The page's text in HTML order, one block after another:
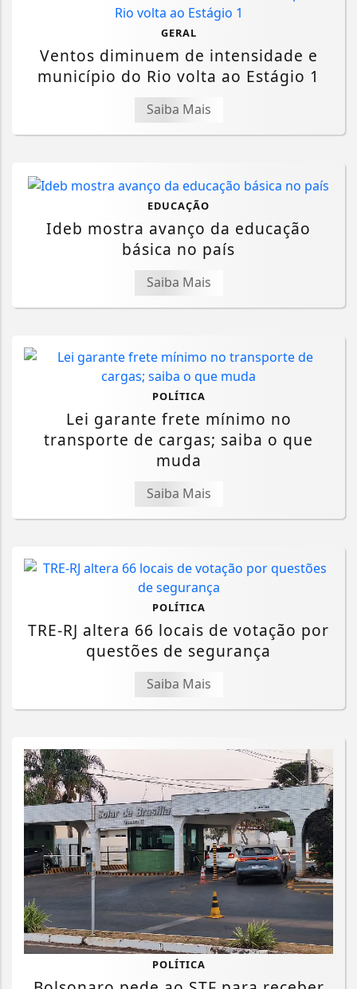
GERAL
Ventos diminuem de intensidade e
município do Rio volta ao Estágio 1
Saiba Mais
EDUCAÇÃO
Ideb mostra avanço da educação
básica no país
Saiba Mais
POLÍTICA
Lei garante frete mínimo no
transporte de cargas; saiba o que
muda
Saiba Mais
POLÍTICA
TRE-RJ altera 66 locais de votação por
questões de segurança
Saiba Mais
POLÍTICA